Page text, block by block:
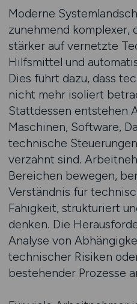
Moderne
zunehmend komplexer,
stärker auf vernetzte
Hilfsmittel und
Dies führt dazu, dass
nicht mehr isoliert
Stattdessen entstehen
Maschinen, Software,
technische
verzahnt sind.
Bereichen bewegen,
Verständnis für
Fähigkeit, strukturiert
denken. Die
Analyse von
technischer Risiken
bestehender Prozesse